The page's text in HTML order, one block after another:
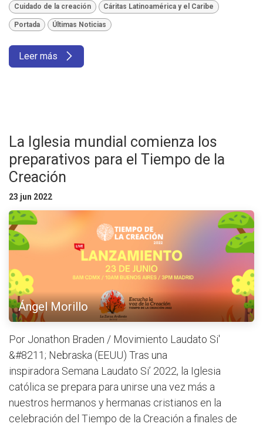
Cuidado de la creación Cáritas Latinoamérica y el Caribe
Portada Últimas Noticias
Leer más
La Iglesia mundial comienza los
preparativos para el Tiempo de la
Creación
23 jun 2022
Ángel Morillo
Por Jonathon Braden / Movimiento Laudato Si'
&#8211; Nebraska (EEUU) Tras una
inspiradora Semana Laudato Si’ 2022, la Iglesia
católica se prepara para unirse una vez más a
nuestros hermanos y hermanas cristianos en la
celebración del Tiempo de la Creación a finales de